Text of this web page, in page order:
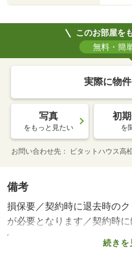
このお部屋を
無料・簡
実際に物
写真
をもっと見たい
初
を
お問い合わせ先 ピタットハウス高
備考
損保要／契約時に退去時の
が必要となります／契約時
込）／更新事務手数料 ２
ト（税込１，９８０円）が
続きを